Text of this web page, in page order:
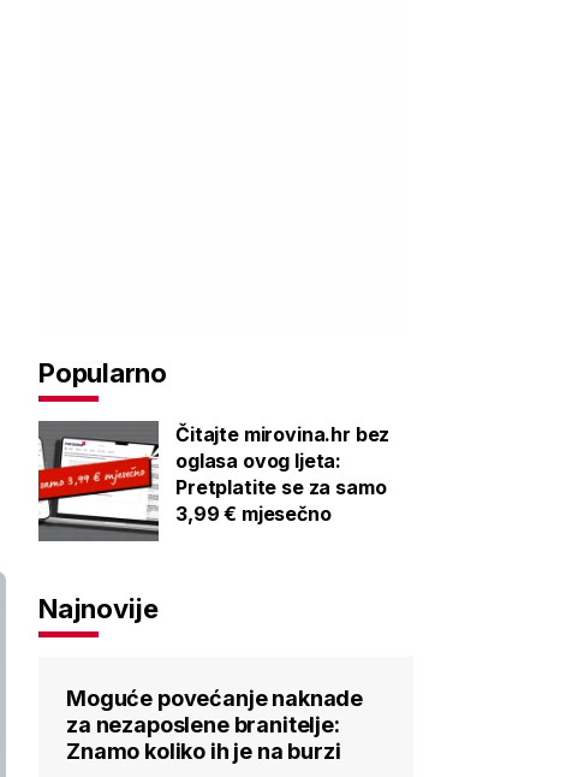
Popularno
Čitajte mirovina.hr bez
oglasa ovog ljeta:
Pretplatite se za samo
3,99 € mjesečno
Najnovije
Moguće povećanje naknade
za nezaposlene branitelje:
Znamo koliko ih je na burzi